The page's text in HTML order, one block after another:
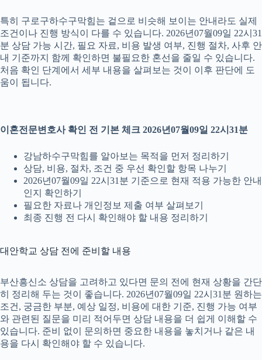
특히 구로구하수구막힘는 겉으로 비슷해 보이는 안내라도 실제
조건이나 진행 방식이 다를 수 있습니다. 2026년07월09일 22시31
분 상담 가능 시간, 필요 자료, 비용 발생 여부, 진행 절차, 사후 안
내 기준까지 함께 확인하면 불필요한 혼선을 줄일 수 있습니다.
처음 확인 단계에서 세부 내용을 살펴보는 것이 이후 판단에 도
움이 됩니다.
이혼전문변호사 확인 전 기본 체크 2026년07월09일 22시31분
강남하수구막힘를 알아보는 목적을 먼저 정리하기
상담, 비용, 절차, 조건 중 우선 확인할 항목 나누기
2026년07월09일 22시31분 기준으로 현재 적용 가능한 안내
인지 확인하기
필요한 자료나 개인정보 제출 여부 살펴보기
최종 진행 전 다시 확인해야 할 내용 정리하기
대안학교 상담 전에 준비할 내용
부산흥신소 상담을 고려하고 있다면 문의 전에 현재 상황을 간단
히 정리해 두는 것이 좋습니다. 2026년07월09일 22시31분 원하는
조건, 궁금한 부분, 예상 일정, 비용에 대한 기준, 진행 가능 여부
와 관련된 질문을 미리 적어두면 상담 내용을 더 쉽게 이해할 수
있습니다. 준비 없이 문의하면 중요한 내용을 놓치거나 같은 내
용을 다시 확인해야 할 수 있습니다.